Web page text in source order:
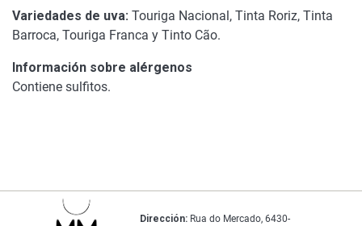
Variedades de uva: Touriga Nacional, Tinta Roriz, Tinta
Barroca, Touriga Franca y Tinto Cão.
Información sobre alérgenos
Contiene sulfitos.
Dirección: Rua do Mercado, 6430-